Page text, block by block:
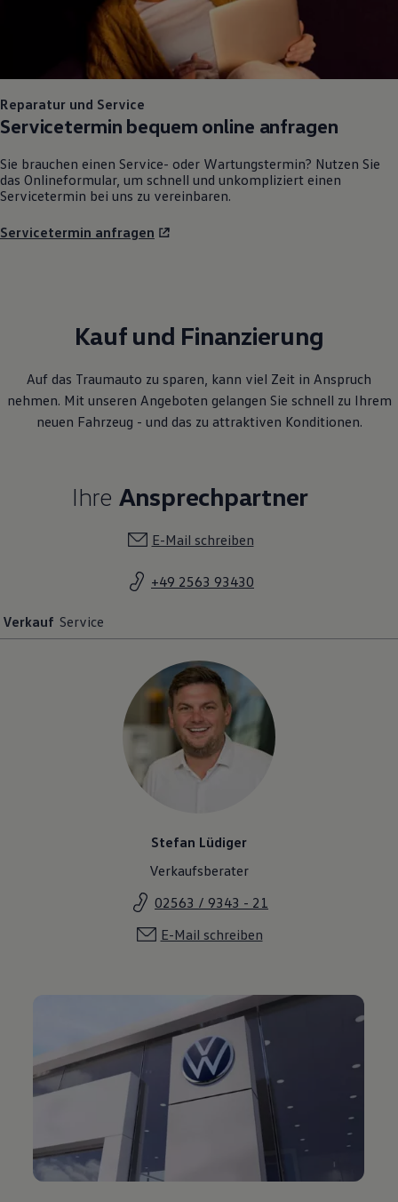
Reparatur und Service
Servicetermin bequem online anfragen
Sie brauchen einen Service- oder Wartungstermin? Nutzen Sie
das Onlineformular, um schnell und unkompliziert einen
Servicetermin bei uns zu vereinbaren.
nehmen. Mit unseren Angeboten gelangen Sie schnell zu Ihrem
neuen Fahrzeug - und das zu attraktiven Konditionen.
Verkaufsberater
02563 / 9343 - 21
E-Mail schreiben
Volkswagen Highlights